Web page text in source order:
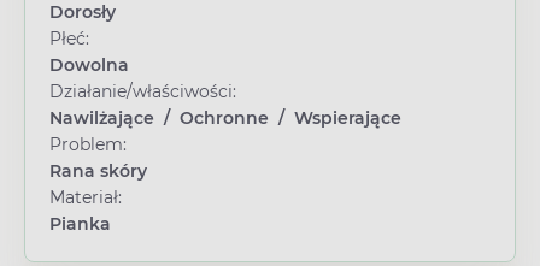
Dorosły
Płeć:
Dowolna
Działanie/właściwości:
Nawilżające / Ochronne / Wspierające
Problem:
Rana skóry
Materiał:
Pianka